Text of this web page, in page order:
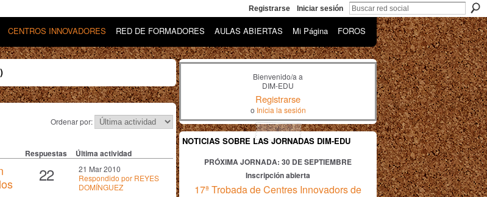
Registrarse Iniciar sesión
CENTROS INNOVADORES RED DE FORMADORES AULAS ABIERTAS Mi Página FOROS
Ordenar por:
Respuestas Última actividad
22
21 Mar 2010
Respondido por REYES
DOMÍNGUEZ
Bienvenido/a a
DIM-EDU
Registrarse
o Inicia la sesión
NOTICIAS SOBRE LAS JORNADAS DIM-EDU
PRÓXIMA JORNADA: 30 DE SEPTIEMBRE
Inscripción abierta
17ª Trobada de Centres Innovadors de